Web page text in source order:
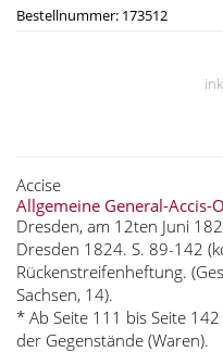
Bestellnummer: 173512
Accise
Allgemeine General-Accis-
Dresden, am 12ten Juni
Dresden 1824. S. 89-142
Rückenstreifenheftung.
Sachsen, 14).
* Ab Seite 111 bis Seite
der Gegenstände (Waren).